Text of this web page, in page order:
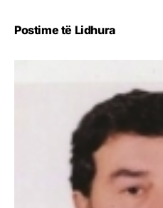
Postime të Lidhura